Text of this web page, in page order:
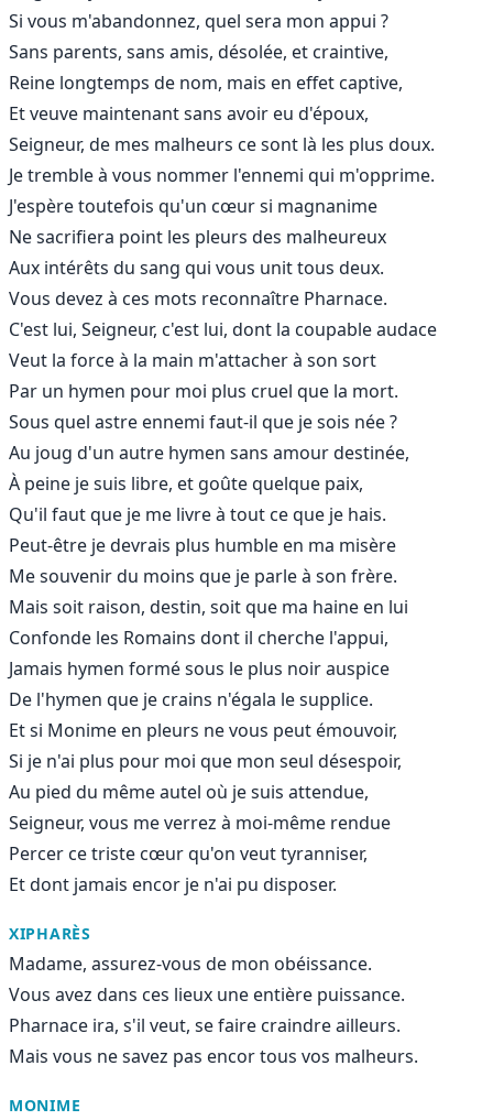
Si vous m'abandonnez, quel sera mon appui ?
Sans parents, sans amis, désolée, et craintive,
Reine longtemps de nom, mais en effet captive,
Et veuve maintenant sans avoir eu d'époux,
Seigneur, de mes malheurs ce sont là les plus doux.
Je tremble à vous nommer l'ennemi qui m'opprime.
J'espère toutefois qu'un cœur si magnanime
Ne sacrifiera point les pleurs des malheureux
Aux intérêts du sang qui vous unit tous deux.
Vous devez à ces mots reconnaître Pharnace.
C'est lui, Seigneur, c'est lui, dont la coupable audace
Veut la force à la main m'attacher à son sort
Par un hymen pour moi plus cruel que la mort.
Sous quel astre ennemi faut-il que je sois née ?
Au joug d'un autre hymen sans amour destinée,
À peine je suis libre, et goûte quelque paix,
Qu'il faut que je me livre à tout ce que je hais.
Peut-être je devrais plus humble en ma misère
Me souvenir du moins que je parle à son frère.
Mais soit raison, destin, soit que ma haine en lui
Confonde les Romains dont il cherche l'appui,
Jamais hymen formé sous le plus noir auspice
De l'hymen que je crains n'égala le supplice.
Et si Monime en pleurs ne vous peut émouvoir,
Si je n'ai plus pour moi que mon seul désespoir,
Au pied du même autel où je suis attendue,
Seigneur, vous me verrez à moi-même rendue
Percer ce triste cœur qu'on veut tyranniser,
Et dont jamais encor je n'ai pu disposer.
XIPHARÈS
Madame, assurez-vous de mon obéissance.
Vous avez dans ces lieux une entière puissance.
Pharnace ira, s'il veut, se faire craindre ailleurs.
Mais vous ne savez pas encor tous vos malheurs.
MONIME